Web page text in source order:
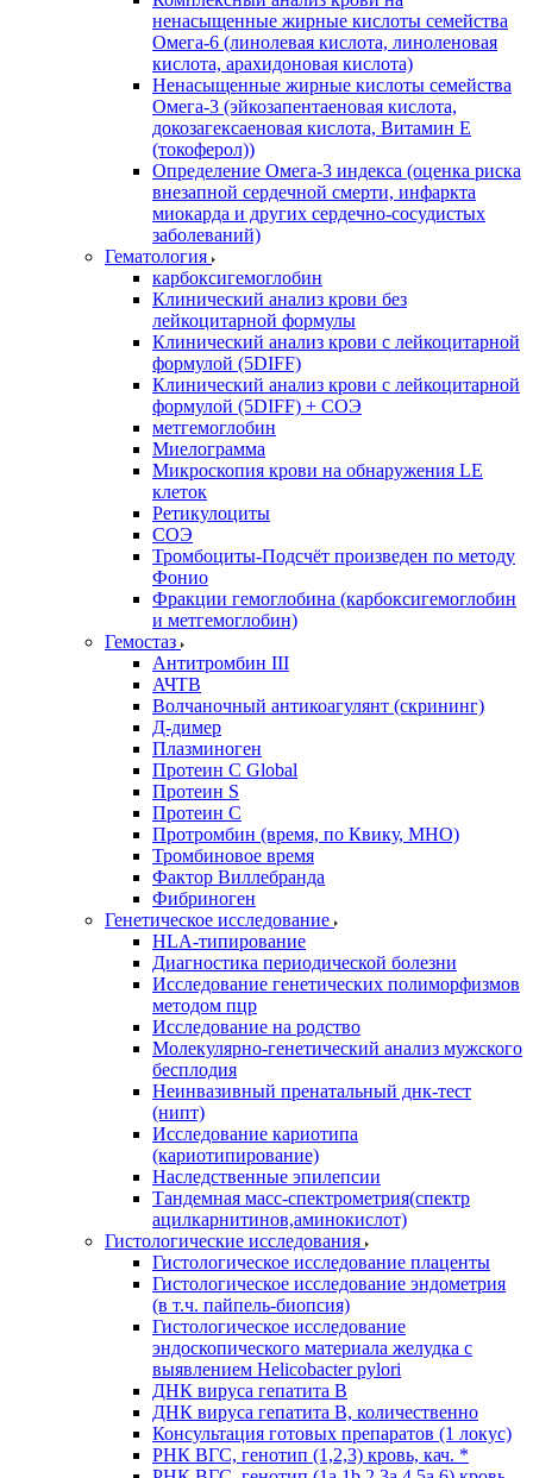
ненасыщенные жирные кислоты семейства
Омега-6 (линолевая кислота, линоленовая
кислота, арахидоновая кислота)
Ненасыщенные жирные кислоты семейства
Омега-3 (эйкозапентаеновая кислота,
докозагексаеновая кислота, Витамин E
(токоферол))
Определение Омега-3 индекса (оценка риска
внезапной сердечной смерти, инфаркта
миокарда и других сердечно-сосудистых
заболеваний)
Гематология
карбоксигемоглобин
Клинический анализ крови без
лейкоцитарной формулы
Клинический анализ крови с лейкоцитарной
формулой (5DIFF)
Клинический анализ крови с лейкоцитарной
формулой (5DIFF) + СОЭ
метгемоглобин
Миелограмма
Микроскопия крови на обнаружения LE
клеток
Ретикулоциты
СОЭ
Тромбоциты-Подсчёт произведен по методу
Фонио
Фракции гемоглобина (карбоксигемоглобин
и метгемоглобин)
Гемостаз
Антитромбин III
АЧТВ
Волчаночный антикоагулянт (скрининг)
Д-димер
Плазминоген
Протеин C Global
Протеин S
Протеин С
Протромбин (время, по Квику, МНО)
Тромбиновое время
Фактор Виллебранда
Фибриноген
Генетическое исследование
HLA-типирование
Диагностика периодической болезни
Исследование генетических полиморфизмов
методом пцр
Исследование на родство
Молекулярно-генетический анализ мужского
бесплодия
Неинвазивный пренатальный днк-тест
(нипт)
Исследование кариотипа
(кариотипирование)
Наследственные эпилепсии
Тандемная масс-спектрометрия(спектр
ацилкарнитинов,аминокислот)
Гистологические исследования
Гистологическое исследование плаценты
Гистологическое исследование эндометрия
(в т.ч. пайпель-биопсия)
Гистологическое исследование
эндоскопического материала желудка с
выявлением Helicobacter pylori
ДНК вируса гепатита B
ДНК вируса гепатита B, количественно
Консультация готовых препаратов (1 локус)
РНК ВГC, генотип (1,2,3) кровь, кач. *